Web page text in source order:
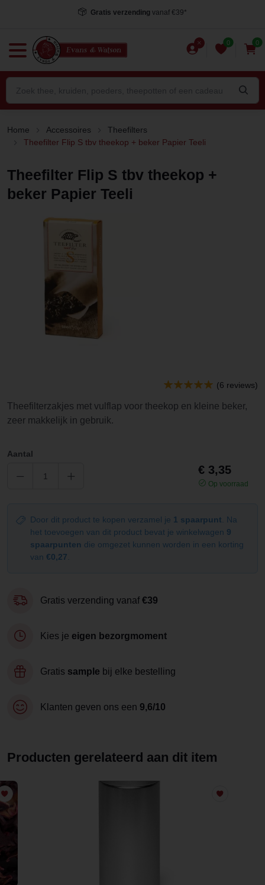
Gratis verzending vanaf €39*
0 0
Home Accessoires
Theefilters
Theefilter Flip S tbv theekop + beker Papier Teeli
Theefilter Flip S tbv theekop +
beker Papier Teeli
(6 reviews)
Theefilterzakjes met vulflap voor theekop en kleine beker,
zeer makkelijk in gebruik.
Aantal
€ 3,35
Op voorraad
Door dit product te kopen verzamel je 1 spaarpunt . Na
het toevoegen van dit product bevat je winkelwagen 9
spaarpunten die omgezet kunnen worden in een korting
van €0,27
Gratis verzending vanaf €39
Kies je eigen bezorgmoment
Gratis sample bij elke bestelling
Klanten geven ons een 9,6/10
Producten gerelateerd aan dit item